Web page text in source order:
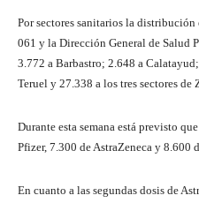
Por sectores sanitarios la
061 y la Dirección General de Salud
3.772 a Barbastro; 2.648 a
Teruel y 27.338 a los tres sectores de
Durante esta semana está previsto
Pfizer, 7.300 de AstraZeneca y 8.600
En cuanto a las segundas dosis de